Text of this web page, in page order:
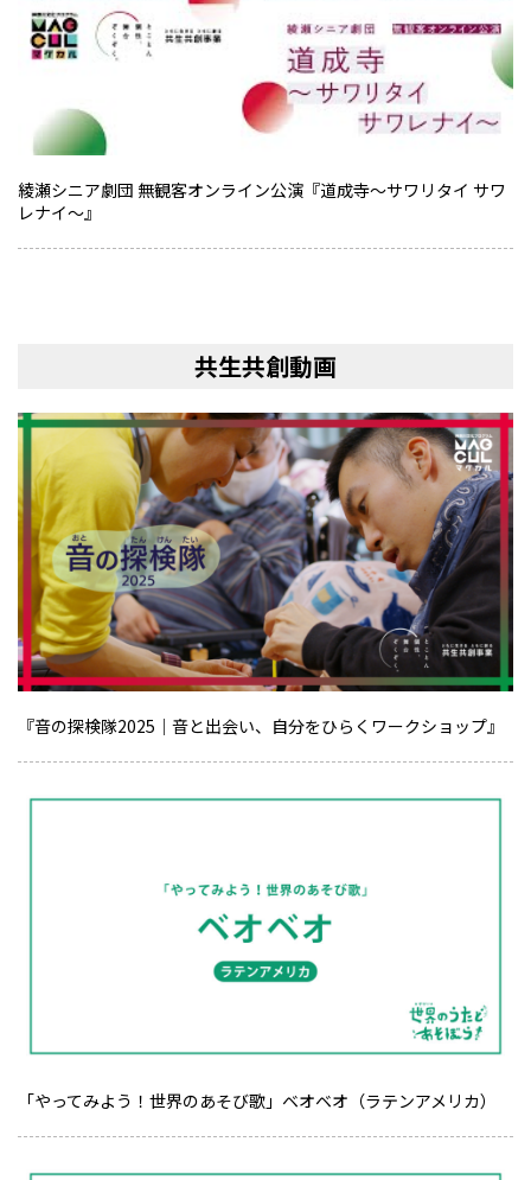
綾瀬シニア劇団 無観客オンライン公演『道成寺〜サワリタイ サワ
レナイ〜』
共生共創動画
『音の探検隊2025｜音と出会い、自分をひらくワークショップ』
「やってみよう！世界のあそび歌」ベオベオ（ラテンアメリカ）